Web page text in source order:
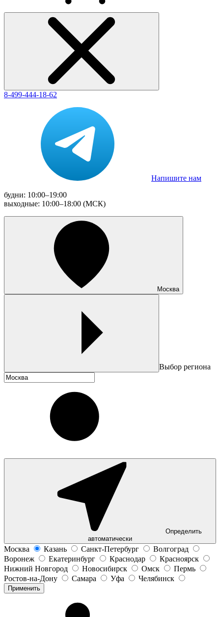
8-499-444-18-62
Напишите нам
будни: 10:00–19:00
выходные: 10:00–18:00 (МСК)
Москва
Выбор региона
Определить
автоматически
Москва Казань Санкт-Петербург
Волгоград
Воронеж
Екатеринбург Краснодар
Красноярск
Нижний Новгород
Новосибирск Омск
Пермь
Ростов-на-Дону
Самара Уфа Челябинск
Применить